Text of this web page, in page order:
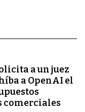
a un juez
a OpenAI el
comerciales